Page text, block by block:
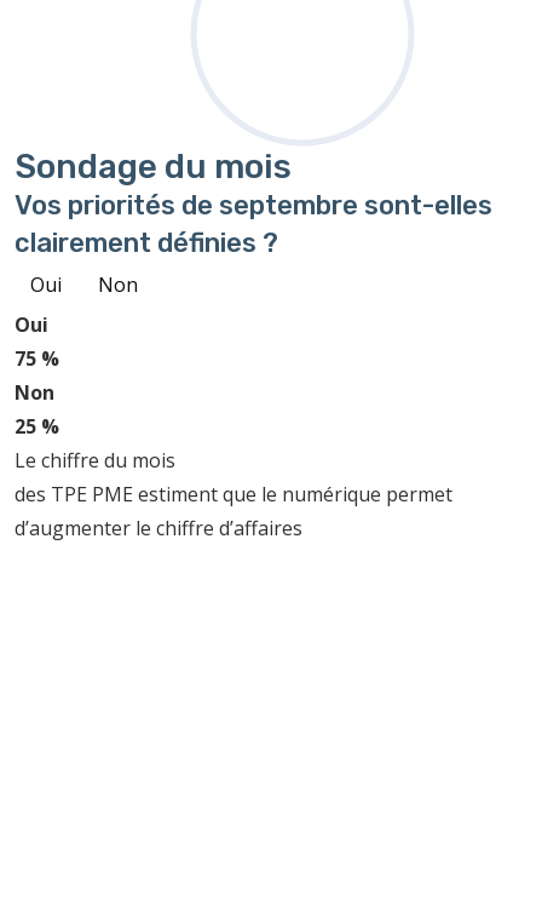
Sondage du mois
Vos priorités de septembre sont-elles
clairement définies ?
Oui
Non
Oui
75 %
Non
25 %
Le chiffre du mois
des TPE PME estiment que le numérique permet
d’augmenter le chiffre d’affaires